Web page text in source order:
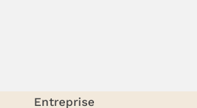
Entreprise